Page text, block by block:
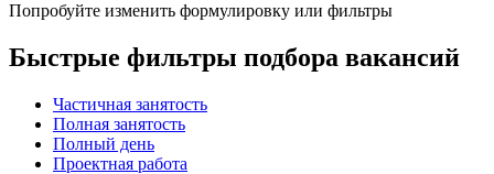
Попробуйте изменить формулировку или фильтры
Быстрые фильтры подбора вакансий
Частичная занятость
Полная занятость
Полный день
Проектная работа